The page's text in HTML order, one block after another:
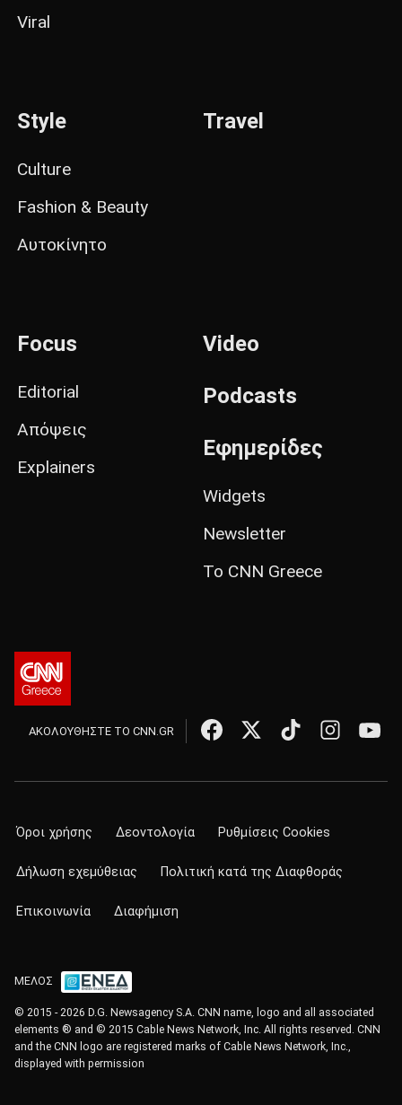
Viral
Style
Culture
Fashion & Beauty
Αυτοκίνητο
Travel
Focus
Editorial
Απόψεις
Explainers
Video
Podcasts
Εφημερίδες
Widgets
Newsletter
Το CNN Greece
ΑΚΟΛΟΥΘΗΣΤΕ ΤΟ CNN.GR
Όροι χρήσης Δεοντολογία Ρυθμίσεις Cookies
Δήλωση εχεμύθειας Πολιτική κατά της Διαφθοράς
Επικοινωνία Διαφήμιση
ΜΕΛΟΣ
© 2015 - 2026 D.G. Newsagency S.A. CNN name, logo and all associated
elements ® and © 2015 Cable News Network, Inc. All rights reserved. CNN
and the CNN logo are registered marks of Cable News Network, Inc.,
displayed with permission